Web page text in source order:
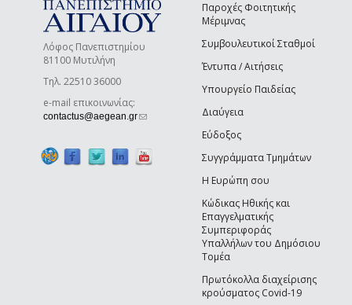
Λόφος Πανεπιστημίου
81100 Μυτιλήνη
Τηλ. 22510 36000
e-mail επικοινωνίας:
contactus@aegean.gr(link sends e-mail)
Παροχές Φοιτητικής
Μέριμνας
Συμβουλευτικοί Σταθμοί
Έντυπα / Αιτήσεις
Υπουργείο Παιδείας
Διαύγεια
Εύδοξος
Συγγράμματα Τμημάτων
Η Ευρώπη σου
Κώδικας Ηθικής και
Επαγγελματικής
Συμπεριφοράς
Υπαλλήλων του Δημόσιου
Τομέα
Πρωτόκολλα διαχείρισης
κρούσματος Covid-19